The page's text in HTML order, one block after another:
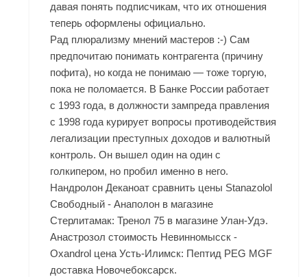
давая понять подписчикам, что их отношения
теперь оформлены официально.
Рад плюрализму мнений мастеров :-) Сам
предпочитаю понимать контрагента (причину
пофита), но когда не понимаю — тоже торгую,
пока не поломается. В Банке России работает
с 1993 года, в должности зампреда правления
с 1998 года курирует вопросы противодействия
легализации преступных доходов и валютный
контроль. Он вышел один на один с
голкипером, но пробил именно в него.
Нандролон Деканоат сравнить цены Stanazolol
Свободный - Анаполон в магазине
Стерлитамак: Тренол 75 в магазине Улан-Удэ.
Анастрозол стоимость Невинномысск -
Oxandrol цена Усть-Илимск: Пептид PEG MGF
доставка Новочебоксарск.